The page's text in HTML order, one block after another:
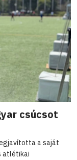
csúcsot
a saját
atlétikai